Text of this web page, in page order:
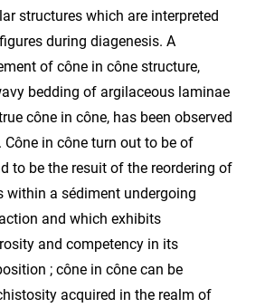
structures which are interpreted
during diagenesis. A
of cône in cône structure,
bedding of argilaceous laminae
cône in cône, has been observed
in cône turn out to be of
to be the resuit of the reordering of
within a sédiment undergoing
and which exhibits
and competency in its
; cône in cône can be
acquired in the realm of